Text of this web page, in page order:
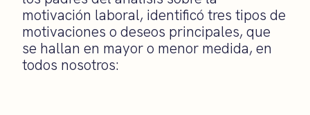
motivación laboral, identificó tres tipos de
motivaciones o deseos principales, que
se hallan en mayor o menor medida, en
todos nosotros: